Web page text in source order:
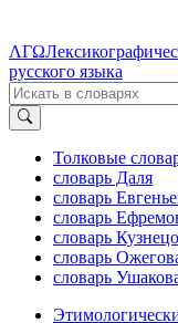
ΛΓΩ
русского языка
Толковые
словарь Даля
словарь
словарь
словарь
словарь
словарь